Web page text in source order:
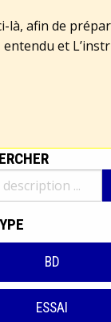
là, afin de
entendu et
BD
ESSAI